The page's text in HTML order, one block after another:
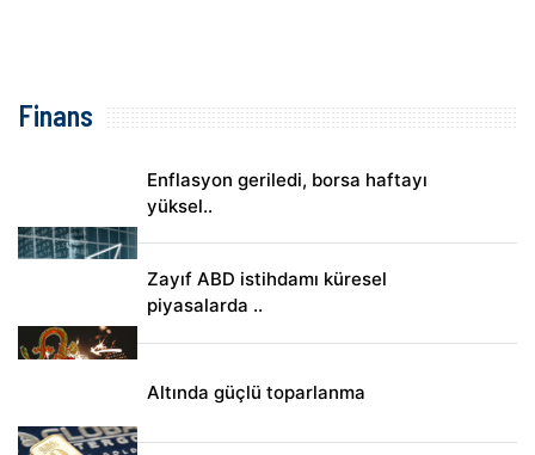
Finans
Enflasyon geriledi, borsa haftayı
yüksel..
Zayıf ABD istihdamı küresel
piyasalarda ..
Altında güçlü toparlanma